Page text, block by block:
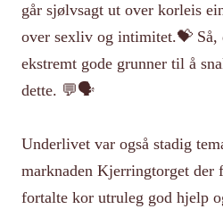
går sjølvsagt ut over korleis
over sexliv og intimitet.💝 Så,
ekstremt gode grunner til å
dette. 💬🗣
Underlivet var også stadig
marknaden Kjerringtorget der
fortalte kor utruleg god hjelp